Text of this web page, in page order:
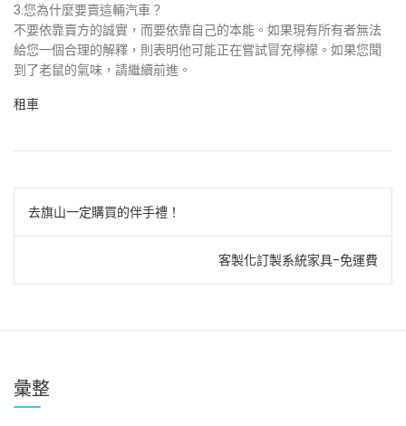
3.您為什麼要賣這輛汽車？
不要依靠賣方的誠實，而要依靠自己的本能。如果現有所有者無法
給您一個合理的解釋，則表明他可能正在嘗試冒充檸檬。如果您聞
到了老鼠的氣味，請繼續前進。
租車
文
章
導
覽
去旗山一定購買的伴手禮！
客製化訂製系統家具-免運費
彙整